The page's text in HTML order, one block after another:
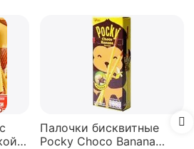
Палочки бисквитные
Pocky Choco Banana